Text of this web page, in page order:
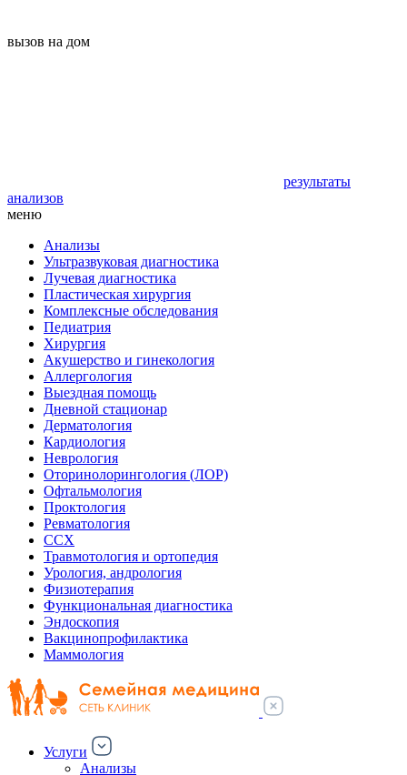
вызов на дом
результаты
анализов
меню
Анализы
Ультразвуковая диагностика
Лучевая диагностика
Пластическая хирургия
Комплексные обследования
Педиатрия
Хирургия
Акушерство и гинекология
Аллергология
Выездная помощь
Дневной стационар
Дерматология
Кардиология
Неврология
Оторинолорингология (ЛОР)
Офтальмология
Проктология
Ревматология
ССХ
Травмотология и ортопедия
Урология, андрология
Физиотерапия
Функциональная диагностика
Эндоскопия
Вакцинопрофилактика
Маммология
Услуги
Анализы